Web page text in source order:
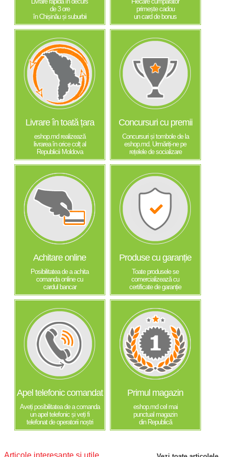
de 3 ore
în Chișinău și suburbii
primește cadou
un card de bonus
Livrare în toată țara
eshop.md realizează
livrarea în orice colț al
Republicii Moldova
Concursuri cu premii
Concursuri și tombole de la
eshop.md. Urmăriți-ne pe
rețelele de socializare
Achitare online
Posibilitatea de a achita
comanda online cu
cardul bancar
Produse cu garanție
Toate produsele se
comercializează cu
certificate de garanție
Apel telefonic comandat
Aveți posibilitatea de a comanda
un apel telefonic și veți fi
telefonat de operatorii noștri
Primul magazin
eshop.md cel mai
punctual magazin
din Republică
Articole interesante și utile